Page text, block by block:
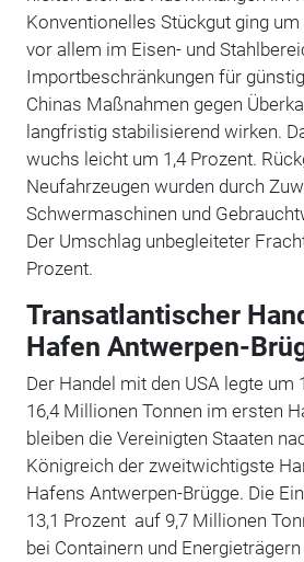
Konventionelles Stückgut ging um
vor allem im Eisen- und
Importbeschränkungen für
Chinas Maßnahmen gegen
langfristig stabilisierend wirken.
wuchs leicht um 1,4 Prozent.
Neufahrzeugen wurden durch
Schwermaschinen und
Der Umschlag unbegleiteter
Prozent.
Transatlantischer
Hafen Antwerpen-
Der Handel mit den USA legte um
16,4 Millionen Tonnen im ersten
bleiben die Vereinigten Staaten
Königreich der zweitwichtigste
Hafens Antwerpen-Brügge. Die
13,1 Prozent auf 9,7 Millionen
bei Containern und